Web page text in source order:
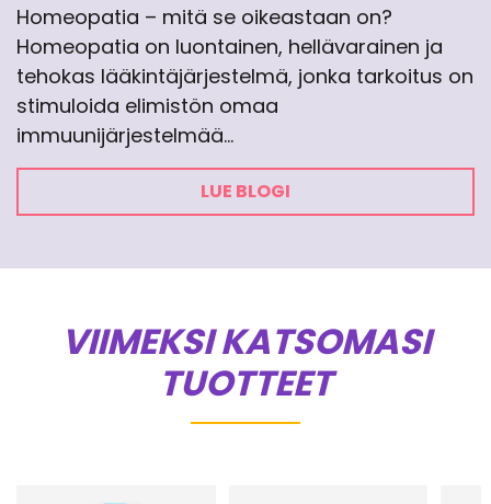
Homeopatia – mitä se oikeastaan on?
Homeopatia on luontainen, hellävarainen ja
tehokas lääkintäjärjestelmä, jonka tarkoitus on
stimuloida elimistön omaa
immuunijärjestelmää…
LUE BLOGI
VIIMEKSI KATSOMASI
TUOTTEET